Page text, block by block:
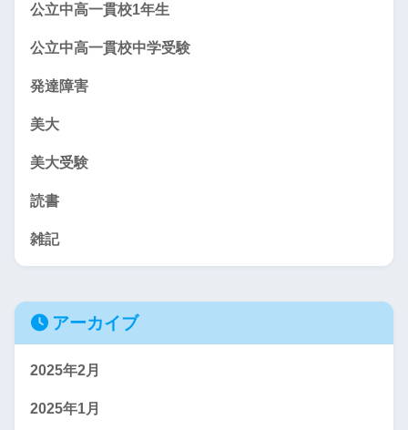
公立中高一貫校1年生
公立中高一貫校中学受験
発達障害
美大
美大受験
読書
雑記
アーカイブ
2025年2月
2025年1月